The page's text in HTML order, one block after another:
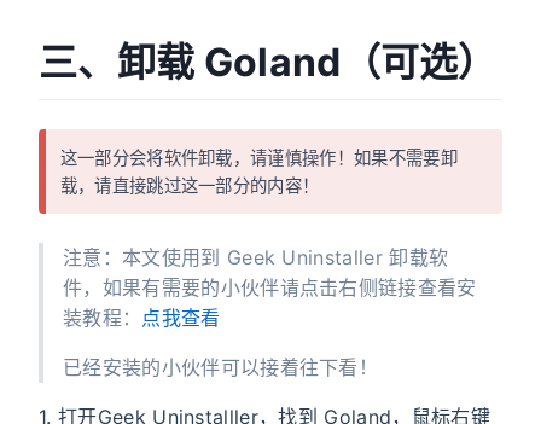
三、卸载 Goland（可选）
这一部分会将软件卸载，请谨慎操作！如果不需要卸
载，请直接跳过这一部分的内容！
注意：本文使用到 Geek Uninstaller 卸载软
件，如果有需要的小伙伴请点击右侧链接查看安
装教程： 点我查看
已经安装的小伙伴可以接着往下看！
1. 打开Geek Uninstalller，找到 Goland，鼠标右键